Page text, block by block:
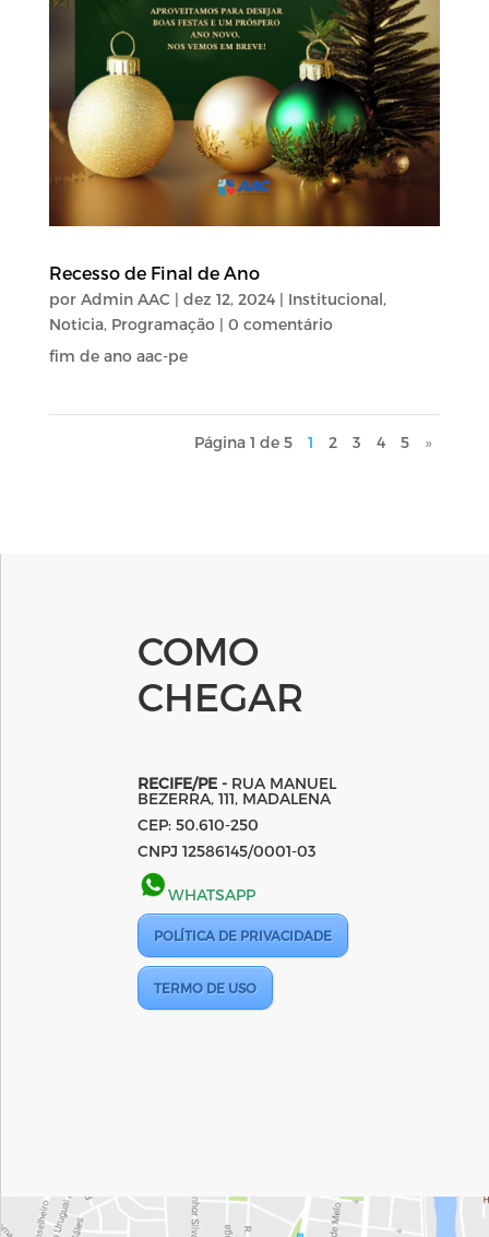
Recesso de Final de Ano
por Admin AAC | dez 12, 2024| Institucional,
Noticia, Programação| 0 comentário
fim de ano aac-pe
Página 1 de 5 1 2 3 4 5 »
COMO
CHEGAR
RECIFE/PE - RUA MANUEL
BEZERRA, 111, MADALENA
CEP: 50.610-250
CNPJ 12586145/0001-03
WHATSAPP
POLÍTICA DE PRIVACIDADE
TERMO DE USO